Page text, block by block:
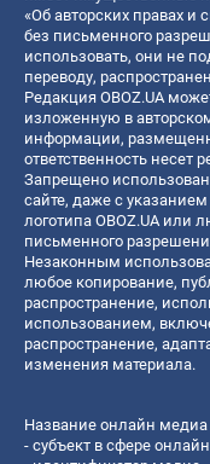
«Об авторских правах и
без письменного
использовать, они не
переводу,
Редакция OBOZ.UA
изложенную в
информации,
ответственность несет
Запрещено
сайте, даже с
логотипа OBOZ.UA или
письменного
Незаконным
любое копирование,
распространение,
использованием,
распространение,
изменения материала.
Название онлайн медиа
- субъект в сфере